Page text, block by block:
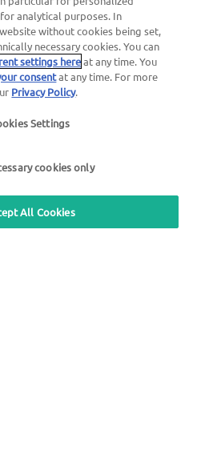
Czech s.r.o.
691/42
Praha 8 - Karlín
04769490
dotazy
analytical purposes. In
without cookies being set,
necessary cookies. You can
settings hereat any time. You
consentat any time. For more
Privacy Policy.
Settings
cookies only
All Cookies